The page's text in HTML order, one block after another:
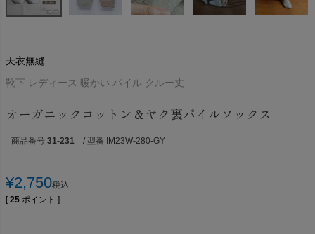
天衣無縫
靴下 レディース 暖かい パイル クルー丈
オーガニックコットン＆ヤク裏パイルソックス
商品番号 31-231 / 型番 IM23W-280-GY
¥2,750税込
[ 25 ポイント ]